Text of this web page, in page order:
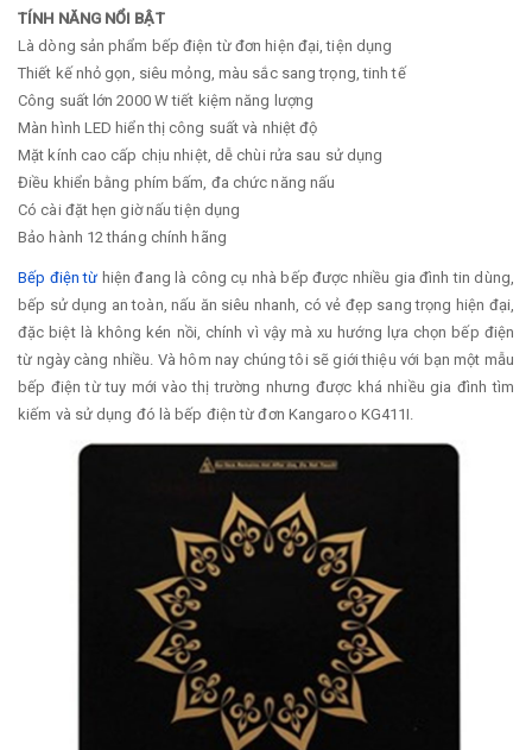
TÍNH NĂNG NỔI BẬT
Là dòng sản phẩm bếp điện từ đơn hiện đại, tiện dụng
Thiết kế nhỏ gọn, siêu mỏng, màu sắc sang trọng, tinh tế
Công suất lớn 2000 W tiết kiệm năng lượng
Màn hình LED hiển thị công suất và nhiệt độ
Mặt kính cao cấp chịu nhiệt, dễ chùi rửa sau sử dụng
Điều khiển bằng phím bấm, đa chức năng nấu
Có cài đặt hẹn giờ nấu tiện dụng
Bảo hành 12 tháng chính hãng
Bếp điện từ hiện đang là công cụ nhà bếp được nhiều gia đình tin dùng,
bếp sử dụng an toàn, nấu ăn siêu nhanh, có vẻ đẹp sang trọng hiện đại,
đặc biệt là không kén nồi, chính vì vậy mà xu hướng lựa chọn bếp điện
từ ngày càng nhiều. Và hôm nay chúng tôi sẽ giới thiệu với bạn một mẫu
bếp điện từ tuy mới vào thị trường nhưng được khá nhiều gia đình tìm
kiếm và sử dụng đó là bếp điện từ đơn Kangaroo KG411I.